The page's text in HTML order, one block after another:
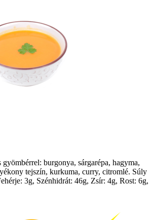
gyömbérrel: burgonya, sárgarépa, hagyma,
tejszín, kurkuma, curry, citromlé. Súly
3g, Szénhidrát: 46g, Zsír: 4g, Rost: 6g,